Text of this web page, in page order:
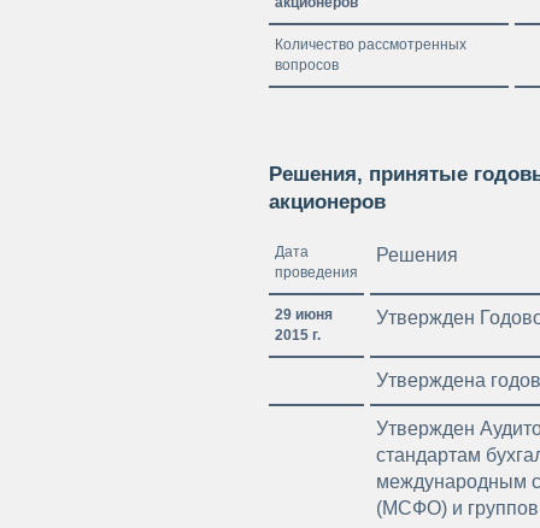
Количество рассмотренных
вопросов
Решения, принятые
акционеров
Дата
проведения
Решения
29 июня
2015 г.
Утвержден
Утверждена
Утвержден
стандартам
международным
(МСФО) и